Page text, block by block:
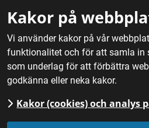
Kakor på
Vi använder kakor på vår
funktionalitet och för att samla in
som underlag för att förbättra
godkänna eller neka kakor.
Kakor (cookies) och analys
Hem / Mat / Bröd och bakverk /
Extragräddat